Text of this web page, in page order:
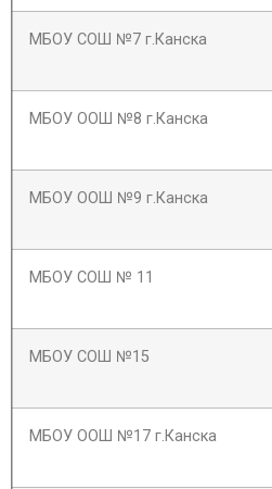
МБОУ СОШ №7 г.Канска
МБОУ ООШ №8 г.Канска
МБОУ ООШ №9 г.Канска
МБОУ СОШ № 11
МБОУ СОШ №15
МБОУ ООШ №17 г.Канска